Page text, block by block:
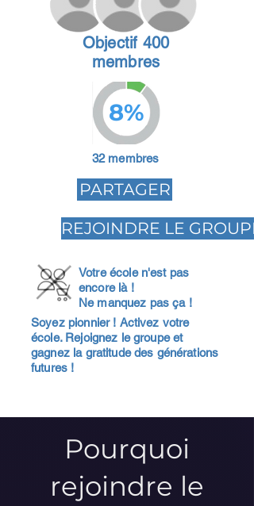
Objectif 400
membres
8%
32 membres
PARTAGER
REJOINDRE LE GROUPE
Votre école n'est pas
encore là !
Ne manquez pas ça !
Soyez pionnier ! Activez votre
école. Rejoignez le groupe et
gagnez la gratitude des générations
futures !
Pourquoi
rejoindre le